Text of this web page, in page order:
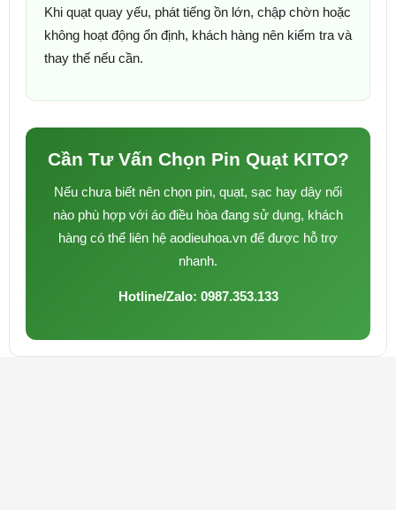
Khi quạt quay yếu, phát tiếng ồn lớn, chập chờn hoặc
không hoạt động ổn định, khách hàng nên kiểm tra và
thay thế nếu cần.
Cần Tư Vấn Chọn Pin Quạt KITO?
Nếu chưa biết nên chọn pin, quạt, sạc hay dây nối
nào phù hợp với áo điều hòa đang sử dụng, khách
hàng có thể liên hệ aodieuhoa.vn để được hỗ trợ
nhanh.
Hotline/Zalo: 0987.353.133